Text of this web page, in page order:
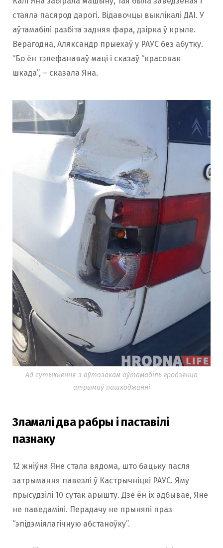
стаяла пасярод дарогі. Відавочцы выклікалі ДАІ. У
аўтамабілі разбіта задняя фара, дзірка ў крыле.
Верагодна, Аляксандр прыехаў у РАУС без абутку.
“Бо ён тэлефанаваў маці і сказаў “красовак
шкада”, – сказала Яна.
Ад сутыкнення з аўтазакам аўтамабіль гродзенца
атрымаў пашкоджанні
Зламалі два рабры і паставілі
пазнаку
12 жніўня Яне стала вядома, што бацьку пасля
затрымання павезлі ў Кастрычніцкі РАУС. Яму
прысудзілі 10 сутак арышту. Дзе ён іх адбывае, Яне
не паведамілі. Перадачу не прынялі праз
“эпідэміялагічную абстаноўку”.